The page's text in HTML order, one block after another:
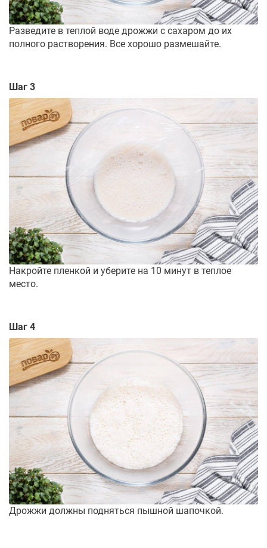
Разведите в теплой воде дрожжи с сахаром до их
полного растворения. Все хорошо размешайте.
Шаг 3
Накройте пленкой и уберите на 10 минут в теплое
место.
Шаг 4
Дрожжи должны подняться пышной шапочкой.